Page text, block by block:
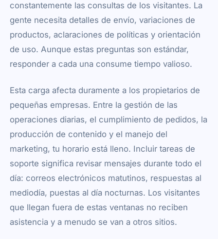
constantemente las consultas de los visitantes. La
gente necesita detalles de envío, variaciones de
productos, aclaraciones de políticas y orientación
de uso. Aunque estas preguntas son estándar,
responder a cada una consume tiempo valioso.
Esta carga afecta duramente a los propietarios de
pequeñas empresas. Entre la gestión de las
operaciones diarias, el cumplimiento de pedidos, la
producción de contenido y el manejo del
marketing, tu horario está lleno. Incluir tareas de
soporte significa revisar mensajes durante todo el
día: correos electrónicos matutinos, respuestas al
mediodía, puestas al día nocturnas. Los visitantes
que llegan fuera de estas ventanas no reciben
asistencia y a menudo se van a otros sitios.